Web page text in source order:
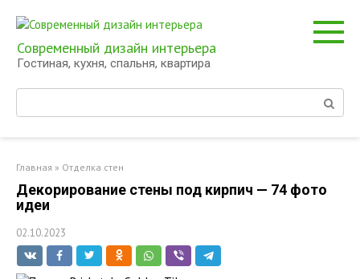
контенту
Современный дизайн интерьера
Гостиная, кухня, спальня, квартира
Поиск:
Главная » Отделка стен
Декорирование стены под кирпич — 74 фото
идеи
02.10.2023